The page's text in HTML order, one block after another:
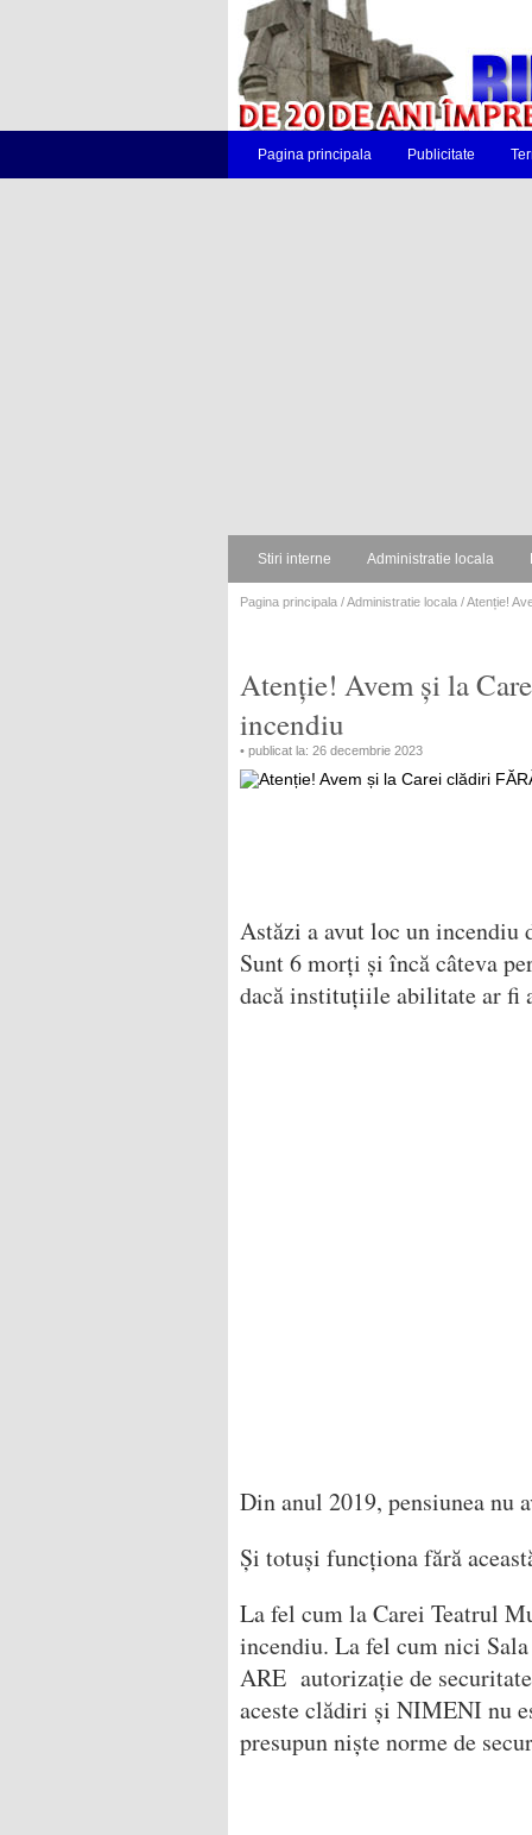
Pagina principala Publicitate
Stiri interne Administratie locala
Pagina principala /Administratie locala / Atenție!
Atenție! Avem și la
incendiu
• publicat la: 26 decembrie 2023
Astăzi a avut loc un incendiu
Sunt 6 morți și încă câteva
dacă instituțiile abilitate ar fi
Din anul 2019, pensiunea nu
Și totuși funcționa fără
La fel cum la Carei Teatrul
incendiu. La fel cum nici
ARE autorizație de
aceste clădiri și NIMENI nu
presupun niște norme de